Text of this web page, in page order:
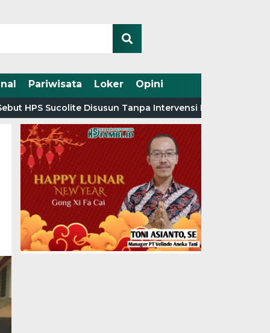
Pariwisata Loker Opini
Sucolite Disusun Tanpa Intervensi Penyedia